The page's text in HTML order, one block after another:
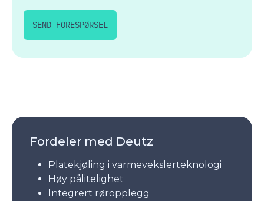
SEND FORESPØRSEL
Fordeler med Deutz
Platekjøling i varmevekslerteknologi
Høy pålitelighet
Integrert røropplegg